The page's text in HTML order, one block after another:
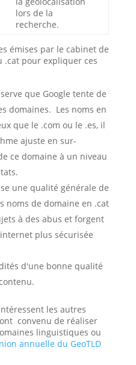
lors de la
recherche.
émises par le cabinet de
.cat pour expliquer ces
que Google tente de
domaines. Les noms en
que le .com ou le .es, il
ajuste en sur-
ce domaine à un niveau
une qualité générale de
noms de domaine en .cat
à des abus et forgent
plus sécurisée
d'une bonne qualité
les autres
convenu de réaliser
linguistiques ou
annuelle du GeoTLD